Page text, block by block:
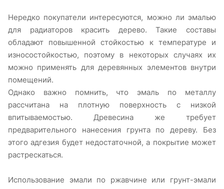
Нередко покупатели интересуются, можно ли эмалью
для радиаторов красить дерево. Такие составы
обладают повышенной стойкостью к температуре и
износостойкостью, поэтому в некоторых случаях их
можно применять для деревянных элементов внутри
помещений.
Однако важно помнить, что эмаль по металлу
рассчитана на плотную поверхность с низкой
впитываемостью. Древесина же требует
предварительного нанесения грунта по дереву. Без
этого адгезия будет недостаточной, а покрытие может
растрескаться.
Использование эмали по ржавчине или грунт-эмали